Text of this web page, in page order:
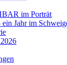
im Porträt
Jahr im